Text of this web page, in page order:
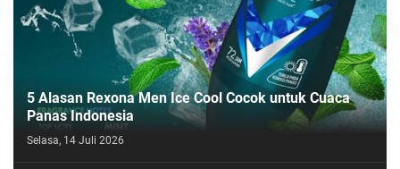
5 Alasan Rexona Men Ice Cool Cocok untuk Cuaca
Panas Indonesia
Selasa, 14 Juli 2026